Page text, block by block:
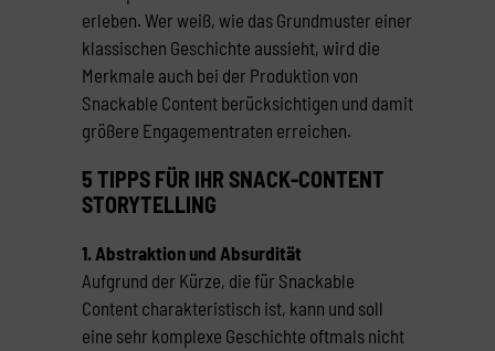
erleben. Wer weiß, wie das Grundmuster einer
klassischen Geschichte aussieht, wird die
Merkmale auch bei der Produktion von
Snackable Content berücksichtigen und damit
größere Engagementraten erreichen.
5 TIPPS FÜR IHR SNACK-CONTENT
STORYTELLING
1. Abstraktion und Absurdität
Aufgrund der Kürze, die für Snackable
Content charakteristisch ist, kann und soll
eine sehr komplexe Geschichte oftmals nicht